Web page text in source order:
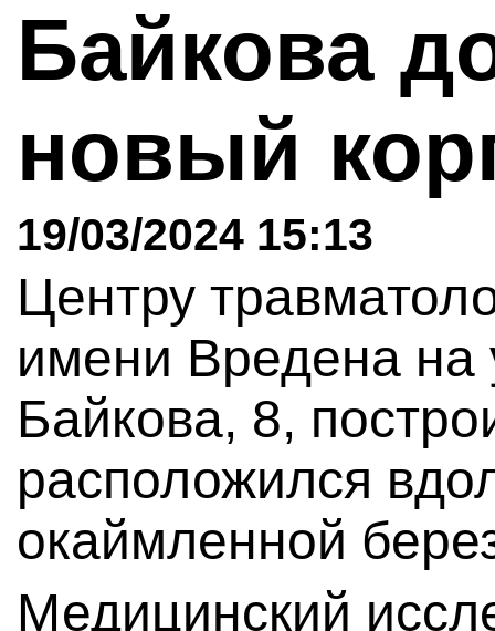
Байкова
новый
19/03/2024 15:13
Центру
имени Вредена на
Байкова, 8,
расположился
окаймленной
Медицинский